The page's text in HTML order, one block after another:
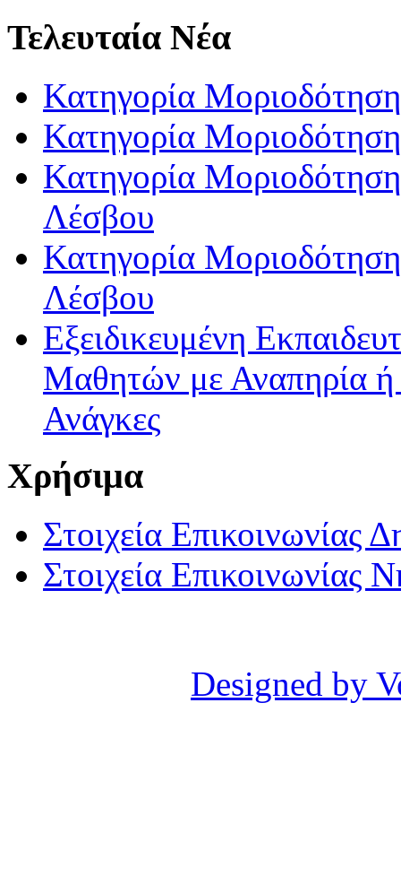
Τελευταία Νέα
Κατηγορία
Κατηγορία
Κατηγορία
Λέσβου
Κατηγορία
Λέσβου
Εξειδικευμένη
Μαθητών με Αναπηρία ή /
Ανάγκες
Χρήσιμα
Στοιχεία Επικοινωνίας
Στοιχεία Επικοινωνίας
Designed by